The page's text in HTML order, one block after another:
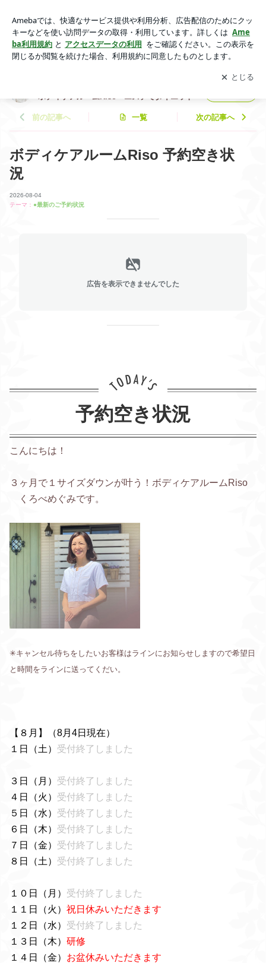
| 山梨｜笛吹市 ４０歳 ２サイズダウン ボディケアルー
ムRiso エステでダイエット
アプリをダウンロードして ブログの更新通知
を受け取りまし
ょう。
開く
ボディケアルームRiso エステでダイエット
前の記事へ 一覧 次の記事へ
ボディケアルームRiso 予約空き状
況
2026-08-04
テーマ： ●最新のご予約状況
広告を表示できませんでした
予約空き状況
こんにちは！
３ヶ月で１サイズダウンが叶う！ボディケアルームRiso
くろべめぐみです。
✳︎キャンセル待ちをしたいお客様はラインにお知らせしますので希望日
と時間をラインに送ってくだい。
【８月】（8月4日現在）
１日（土） 受付終了しました
３日（月） 受付終了しました
４日（火） 受付終了しました
５日（水） 受付終了しました
６日（木） 受付終了しました
７日（金） 受付終了しました
８日（土） 受付終了しました
１０日（月） 受付終了しました
１１日（火） 祝日休みいただきます
１２日（水） 受付終了しました
１３日（木） 研修
１４日（金） お盆休みいただきます